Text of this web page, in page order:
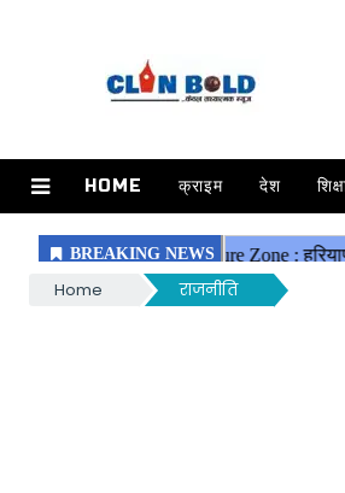
HOME क्राइम देश
Home राजनीति